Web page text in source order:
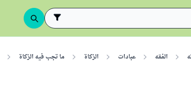
الفقه عبادات الزكاة ما تجب فيه الزكاة